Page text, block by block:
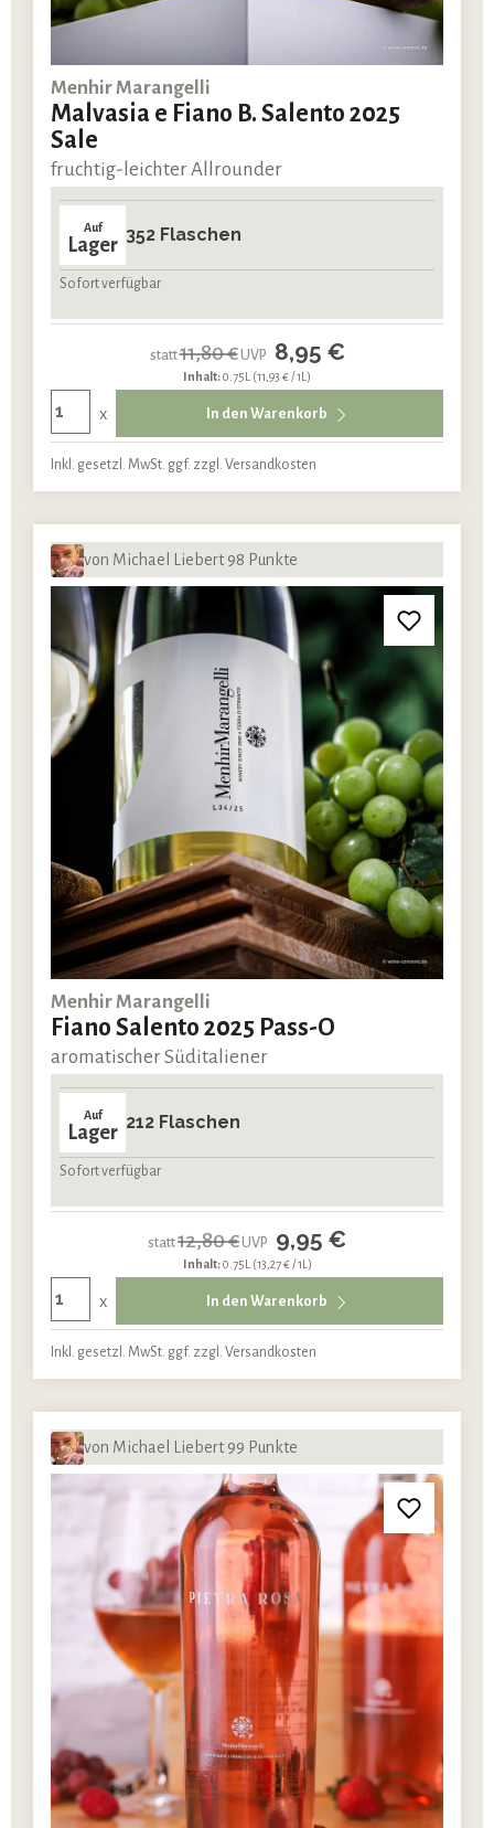
Menhir Marangelli
Malvasia e Fiano B. Salento 2025
Sale
fruchtig-leichter Allrounder
Auf
Lager 352 Flaschen
Sofort verfügbar
statt11,80 €UVP 8,95 €
Inhalt:0.75L (11,93 € / 1L)
x In den Warenkorb
Inkl. gesetzl. MwSt. ggf. zzgl. Versandkosten
von Michael Liebert 98 Punkte
Menhir Marangelli
Fiano Salento 2025 Pass-O
aromatischer Süditaliener
Auf
Lager 212 Flaschen
Sofort verfügbar
statt12,80 €UVP 9,95 €
Inhalt:0.75L (13,27 € / 1L)
x In den Warenkorb
Inkl. gesetzl. MwSt. ggf. zzgl. Versandkosten
von Michael Liebert 99 Punkte